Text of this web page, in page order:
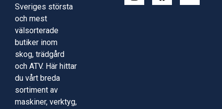
Sveriges största
och mest
välsorterade
butiker inom
skog, trädgård
och ATV. Här hittar
du vårt breda
sortiment av
maskiner, verktyg,